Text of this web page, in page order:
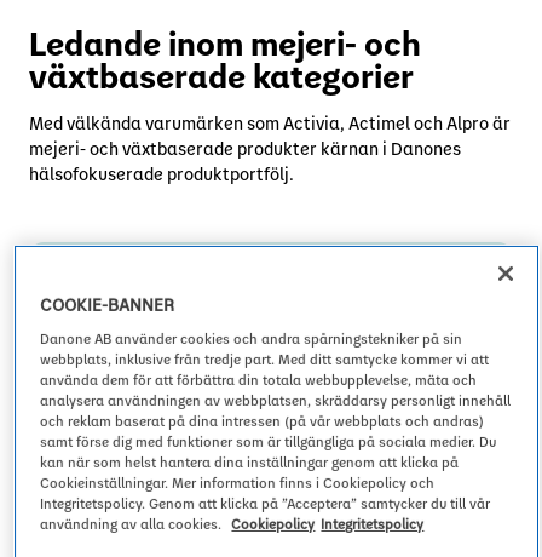
Karriärer
Ledande inom mejeri- och
växtbaserade kategorier
Med välkända varumärken som Activia, Actimel och Alpro är
mejeri- och växtbaserade produkter kärnan i Danones
hälsofokuserade produktportfölj.
NR.1
VÄRLDSLEDANDE INOM FÄRSKA
MEJERIPRODUKTER (2023)
COOKIE-BANNER
Danone AB använder cookies och andra spårningstekniker på sin
webbplats, inklusive från tredje part. Med ditt samtycke kommer vi att
använda dem för att förbättra din totala webbupplevelse, mäta och
analysera användningen av webbplatsen, skräddarsy personligt innehåll
och reklam baserat på dina intressen (på vår webbplats och andras)
samt förse dig med funktioner som är tillgängliga på sociala medier. Du
kan när som helst hantera dina inställningar genom att klicka på
Cookieinställningar. Mer information finns i Cookiepolicy och
Integritetspolicy. Genom att klicka på ”Acceptera” samtycker du till vår
användning av alla cookies. Cookiepolicy Integritetspolicy